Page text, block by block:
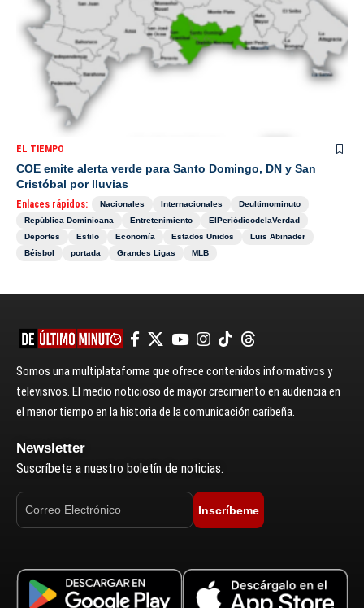
EL TIEMPO
COE emite alerta verde para Santo Domingo, DN y San
Cristóbal por lluvias
Enlaces rápidos: Nacionales Internacionales
Deultimominuto
República Dominicana
Entretenimiento
ElPeriódicodelaVerdad
Deportes
Estilo Economía Estados Unidos
Luis Abinader
Béisbol
portada Grandes Ligas MLB
Somos una multiplataforma que ofrece contenidos informativos y
televisivos. El medio noticioso de mayor crecimiento en audiencia en
el menor tiempo en la historia de la comunicación caribeña.
Newsletter
Suscríbete a nuestro boletín de noticias.
Inscríbeme